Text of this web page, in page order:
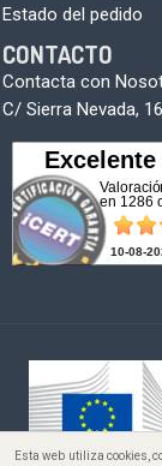
Estado del pedido
CONTACTO
Contacta con
C/ Sierra Nevada,
Esta web utiliza cookies,